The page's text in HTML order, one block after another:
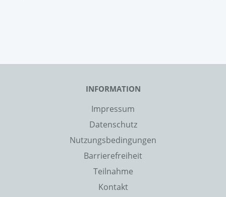
INFORMATION
Impressum
Datenschutz
Nutzungsbedingungen
Barrierefreiheit
Teilnahme
Kontakt